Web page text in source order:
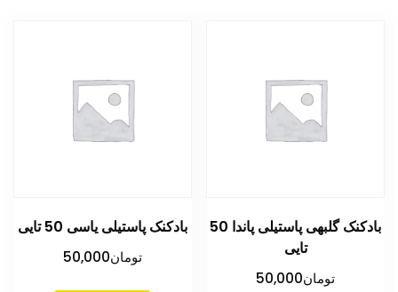
بادکنک گلبهی پاستیلی پاندا 50
تایی
تومان50,000
بادکنک پاستیلی یاسی 50 تایی
تومان50,000